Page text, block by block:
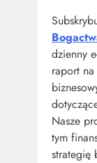
dzienny
raport
Nasze
tym
strategię